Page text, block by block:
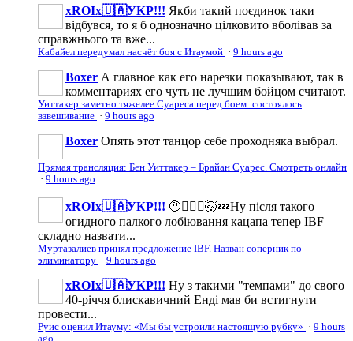
xROIx🇺🇦УКР!!! Якби такий поєдинок таки
відбувся, то я б однозначно цілковито вболівав за
справжнього та вже...
Кабайел передумал насчёт боя с Итаумой · 9 hours ago
Boxer А главное как его нарезки показывают, так в
комментариях его чуть не лучшим бойцом считают.
Уиттакер заметно тяжелее Суареса перед боем: состоялось
взвешивание · 9 hours ago
Boxer Опять этот танцор себе проходняка выбрал.
Прямая трансляция: Бен Уиттакер – Брайан Суарес. Смотреть онлайн
· 9 hours ago
xROIx🇺🇦УКР!!! 🤨🤦🏻‍♂️🤯💤Ну після такого
огидного палкого лобіювання кацапа тепер IBF
складно назвати...
Муртазалиев принял предложение IBF. Назван соперник по
элиминатору · 9 hours ago
xROIx🇺🇦УКР!!! Ну з такими "темпами" до свого
40-річчя блискавичний Енді мав би встигнути
провести...
Руис оценил Итауму: «Мы бы устроили настоящую рубку» · 9 hours
ago